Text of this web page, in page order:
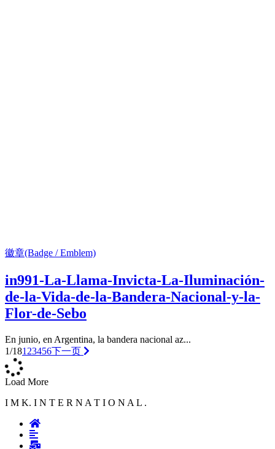
徽章(Badge / Emblem)
in991-La-Llama-Invicta-La-Iluminación-
de-la-Vida-de-la-Bandera-Nacional-y-la-
Flor-de-Sebo
En junio, en Argentina, la bandera nacional az...
1/181 23456下一页
Load More
I M K. I N T E R N A T I O N A L .